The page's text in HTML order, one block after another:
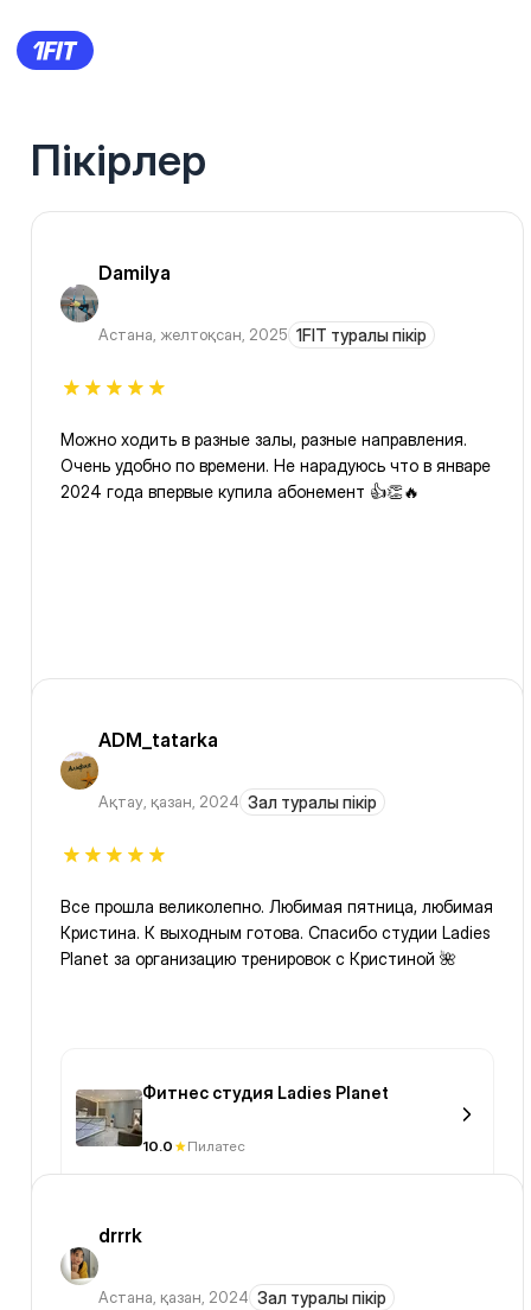
Пікірлер
Damilya
Астана, желтоқсан, 2025 1FIT туралы пікір
Можно ходить в разные залы, разные направления.
Очень удобно по времени. Не нарадуюсь что в январе
2024 года впервые купила абонемент 👍👏🔥
ADM_tatarka
Ақтау, қазан, 2024 Зал туралы пікір
Все прошла великолепно. Любимая пятница, любимая
Кристина. К выходным готова. Спасибо студии Ladies
Planet за организацию тренировок с Кристиной 🌺
Фитнес студия Ladies Planet
10.0 Пилатес
drrrk
Астана, қазан, 2024 Зал туралы пікір